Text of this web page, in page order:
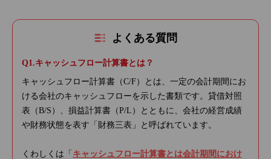
よくある質問
キャッシュフロー計算書とは？
キャッシュフロー計算書（C/F）とは、一定の会計期間にお
ける会社のキャッシュフローを示した書類です。貸借対照
表（B/S）、損益計算書（P/L）とともに、会社の経営成績
や財務状態を表す「財務三表」と呼ばれています。
くわしくは「 キャッシュフロー計算書とは会計期間におけ